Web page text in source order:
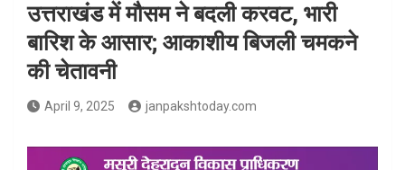
उत्तराखंड में मौसम ने बदली करवट, भारी
बार‍िश के आसार; आकाशीय बिजली चमकने
की चेतावनी
April 9, 2025 janpakshtoday.com